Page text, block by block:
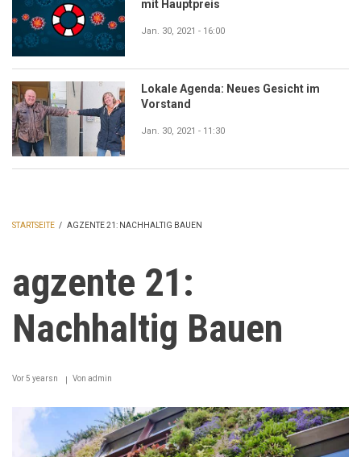
mit Hauptpreis
Jan. 30, 2021 - 16:00
Lokale Agenda: Neues Gesicht im
Vorstand
Jan. 30, 2021 - 11:30
STARTSEITE / AGZENTE 21: NACHHALTIG BAUEN
agzente 21:
Nachhaltig Bauen
Vor 5 yearsn Von admin